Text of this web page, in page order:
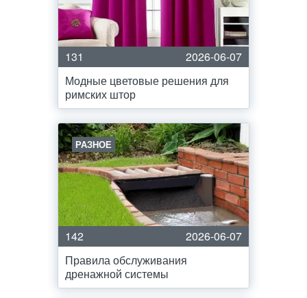
131
2026-06-07
Модные цветовые решения для
римских штор
РАЗНОЕ
142
2026-06-07
Правила обслуживания
дренажной системы